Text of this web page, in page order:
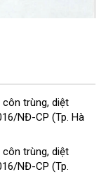
trùng, diệt
NĐ-CP (Tp. Hà
trùng, diệt
NĐ-CP (Tp.